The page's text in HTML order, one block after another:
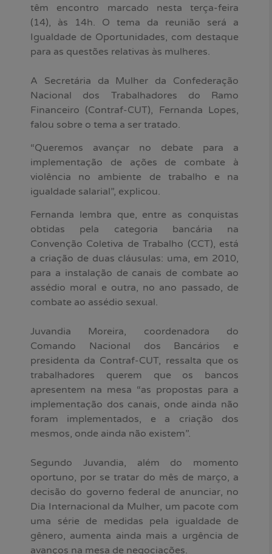
têm encontro marcado nesta terça-feira
(14), às 14h. O tema da reunião será a
Igualdade de Oportunidades, com destaque
para as questões relativas às mulheres.
A Secretária da Mulher da Confederação
Nacional dos Trabalhadores do Ramo
Financeiro (Contraf-CUT), Fernanda Lopes,
falou sobre o tema a ser tratado.
“Queremos avançar no debate para a
implementação de ações de combate à
violência no ambiente de trabalho e na
igualdade salarial”, explicou.
Fernanda lembra que, entre as conquistas
obtidas pela categoria bancária na
Convenção Coletiva de Trabalho (CCT), está
a criação de duas cláusulas: uma, em 2010,
para a instalação de canais de combate ao
assédio moral e outra, no ano passado, de
combate ao assédio sexual.
Juvandia Moreira, coordenadora do
Comando Nacional dos Bancários e
presidenta da Contraf-CUT, ressalta que os
trabalhadores querem que os bancos
apresentem na mesa “as propostas para a
implementação dos canais, onde ainda não
foram implementados, e a criação dos
mesmos, onde ainda não existem”.
Segundo Juvandia, além do momento
oportuno, por se tratar do mês de março, a
decisão do governo federal de anunciar, no
Dia Internacional da Mulher, um pacote com
uma série de medidas pela igualdade de
gênero, aumenta ainda mais a urgência de
avanços na mesa de negociações.